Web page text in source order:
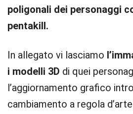
poligonali dei personaggi
pentakill.
In allegato vi lasciamo
i modelli 3D di quei
l’aggiornamento grafico
cambiamento a regola